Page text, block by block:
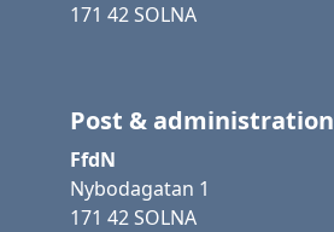
171 42 SOLNA
Post & administration
FfdN
Nybodagatan 1
171 42 SOLNA